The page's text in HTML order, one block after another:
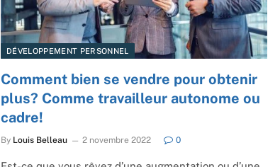
DÉVELOPPEMENT PERSONNEL
Comment bien se vendre pour obtenir
plus? Comme travailleur autonome ou
cadre!
By Louis Belleau 2 novembre 2022 0